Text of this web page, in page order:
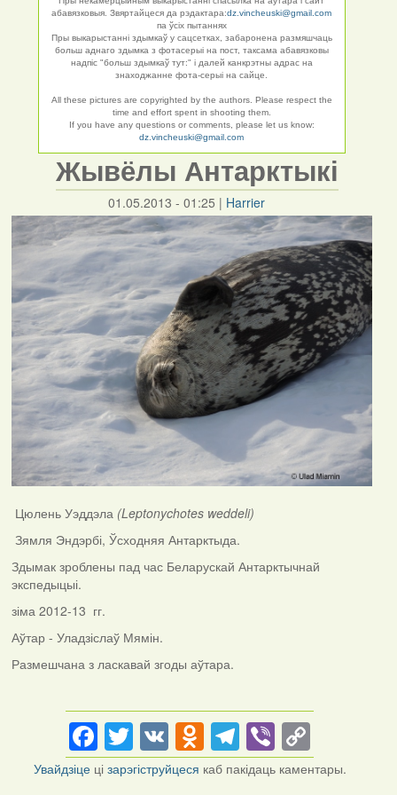
абавязковыя. Звяртайцеся да рэдактара:dz.vincheuski@gmail.com
па ўсіх пытаннях
Пры выкарыстанні здымкаў у сацсетках, забаронена размяшчаць
больш аднаго здымка з фотасерыі на пост, таксама абавязковы
надпіс "больш здымкаў тут:" і далей канкрэтны адрас на
знаходжанне фота-серыі на сайце.
All these pictures are copyrighted by the authors. Please respect the
time and effort spent in shooting them.
If you have any questions or comments, please let us know:
dz.vincheuski@gmail.com
Жывёлы Антарктыкі
01.05.2013 - 01:25 | Harrier
Цюлень Уэддэла (Leptonychotes weddeli)
Зямля Эндэрбі, Ўсходняя Антарктыда.
Здымак зроблены пад час Беларускай Антарктычнай
экспедыцыі.
зіма 2012-13 гг.
Аўтар - Уладзіслаў Мямін.
Размешчана з ласкавай згоды аўтара.
Facebook
Twitter
VKOdnoklassniki
Telegram
Viber
Link
Увайдзіце цізарэгіструйцеся каб пакідаць каментары.